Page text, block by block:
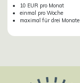
10 EUR pro Monat
einmal pro Woche
maximal für drei Monate